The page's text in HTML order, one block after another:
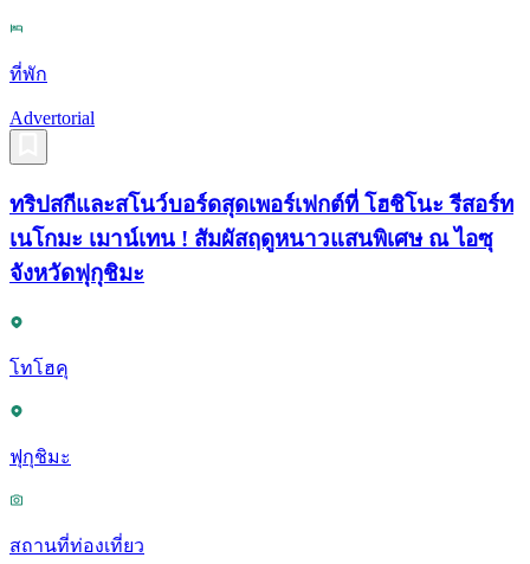
ที่พัก
Advertorial
ทริปสกีและสโนว์บอร์ดสุดเพอร์เฟกต์ที่ โฮชิโนะ รีสอร์ท
เนโกมะ เมาน์เทน ! สัมผัสฤดูหนาวแสนพิเศษ ณ ไอซุ
จังหวัดฟุกุชิมะ
โทโฮคุ
ฟุกุชิมะ
สถานที่ท่องเที่ยว